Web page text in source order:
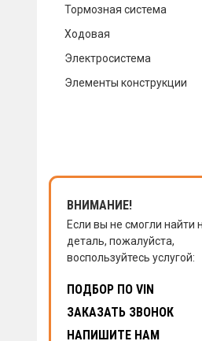
Тормозная система
Ходовая
Электросистема
Элементы конструкции
ВНИМАНИЕ!
Если вы не смогли найти
деталь, пожалуйста,
воспользуйтесь услугой:
ПОДБОР ПО VIN
ЗАКАЗАТЬ ЗВОНОК
НАПИШИТЕ НАМ